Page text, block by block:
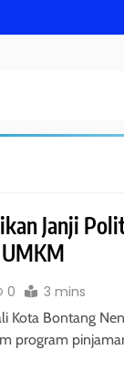
Janji
0 3 mins
Kota Bontang
program